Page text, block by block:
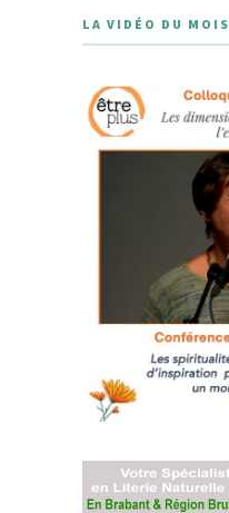
LA VIDÉO DU MOIS